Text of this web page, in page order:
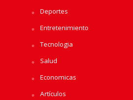
Deportes
Entretenimiento
Tecnologia
Salud
Economicas
Artículos